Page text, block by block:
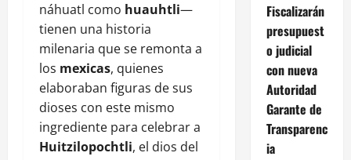
náhuatl como huauhtli—
tienen una historia
milenaria que se remonta a
los mexicas, quienes
elaboraban figuras de sus
dioses con este mismo
ingrediente para celebrar a
Huitzilopochtli, el dios del
Fiscalizarán
presupuest
o judicial
con nueva
Autoridad
Garante de
Transparenc
ia